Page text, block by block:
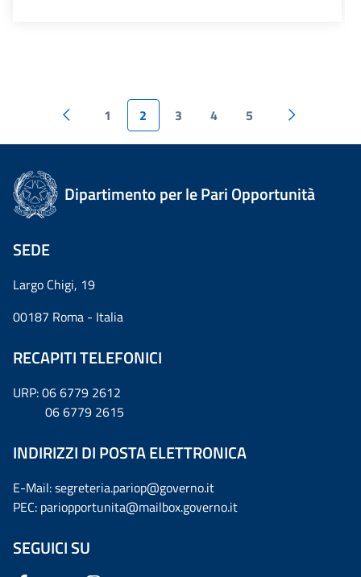
1 2 3 4 5
Dipartimento per le Pari Opportunità
SEDE
Largo Chigi, 19
00187 Roma - Italia
RECAPITI TELEFONICI
URP: 06 6779 2612
06 6779 2615
INDIRIZZI DI POSTA ELETTRONICA
E-Mail: segreteria.pariop@governo.it
PEC: pariopportunita@mailbox.governo.it
SEGUICI SU